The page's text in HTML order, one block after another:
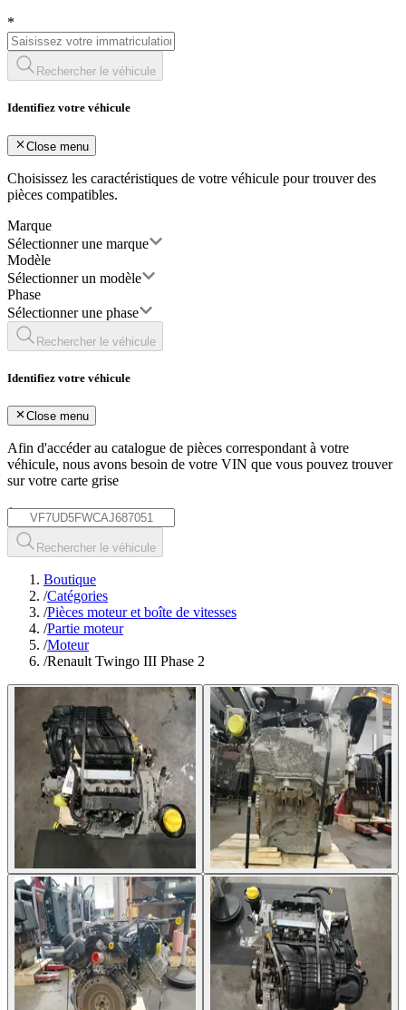
*
Rechercher le véhicule
Identifiez votre véhicule
Close menu
Choisissez les caractéristiques de votre véhicule pour trouver des
pièces compatibles.
Marque
Sélectionner une marque
Modèle
Sélectionner un modèle
Phase
Sélectionner une phase
Rechercher le véhicule
Identifiez votre véhicule
Close menu
Afin d'accéder au catalogue de pièces correspondant à votre
véhicule, nous avons besoin de votre VIN que vous pouvez trouver
sur votre carte grise
*
Rechercher le véhicule
Boutique
/Catégories
/Pièces moteur et boîte de vitesses
/Partie moteur
/Moteur
/Renault Twingo III Phase 2